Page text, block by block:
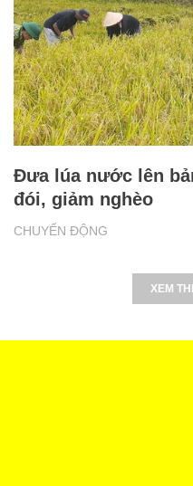
CHUYỂN ĐỘNG
Đưa lúa nước lên
đói, giảm nghèo
XEM